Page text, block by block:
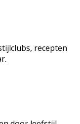
recepten